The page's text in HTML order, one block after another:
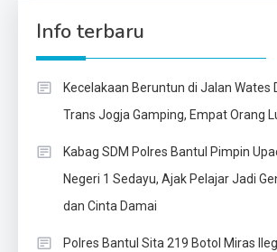
Info terbaru
Kecelakaan Beruntun di Jalan Wates
Trans Jogja Gamping, Empat Orang
Kabag SDM Polres Bantul Pimpin
Negeri 1 Sedayu, Ajak Pelajar Jadi
dan Cinta Damai
Polres Bantul Sita 219 Botol Miras